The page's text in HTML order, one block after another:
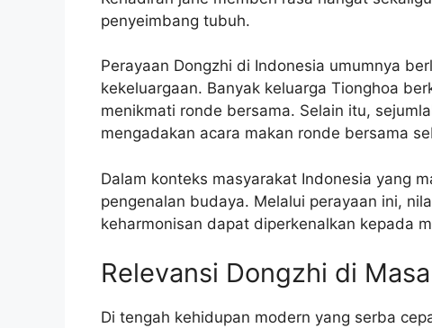
penyeimbang tubuh.
Perayaan Dongzhi di Indonesia umumnya
kekeluargaan. Banyak keluarga Tionghoa
menikmati ronde bersama. Selain itu,
mengadakan acara makan ronde bersama
Dalam konteks masyarakat Indonesia yang
pengenalan budaya. Melalui perayaan ini,
keharmonisan dapat diperkenalkan kepada
Relevansi Dongzhi di
Di tengah kehidupan modern yang serba